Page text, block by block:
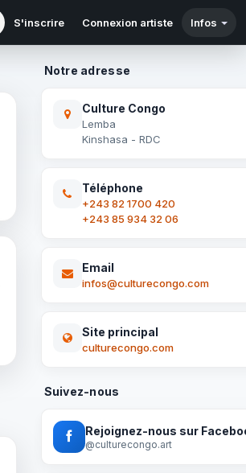
S'inscrire Connexion artiste Infos
Notre adresse
Culture Congo
Lemba
Kinshasa - RDC
Téléphone
+243 82 1700 420
+243 85 934 32 06
Email
infos@culturecongo.com
Site principal
culturecongo.com
Suivez-nous
Rejoignez-nous sur
@culturecongo.art